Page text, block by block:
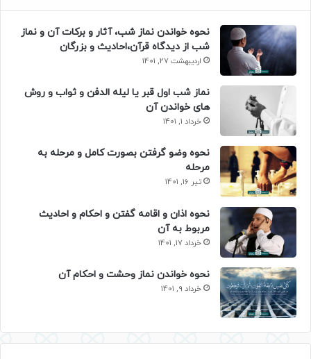
نحوه خواندن نماز شب، آثار و برکات آن و نماز
شب از دیدگاه قرآن،احادیث و بزرگان
اردیبهشت 27, 1401
نماز شب اول قبر یا لیله الدفن و ثواب و روش
های خواندن آن
خرداد 1, 1401
نحوه وضو گرفتن بصورت کامل و مرحله به
مرحله
تیر 16, 1401
نحوه اذان و اقامه گفتن و احکام و احادیث
مربوط به آن
خرداد 17, 1401
نحوه خواندن نماز وحشت و احکام آن
خرداد 9, 1401